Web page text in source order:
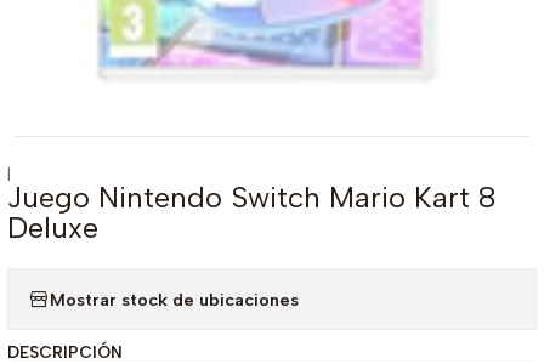
|
Juego Nintendo Switch Mario Kart 8
Deluxe
Mostrar stock de ubicaciones
DESCRIPCIÓN